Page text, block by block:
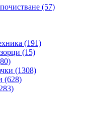
(57)
(191)
(15)
(1308)
(628)